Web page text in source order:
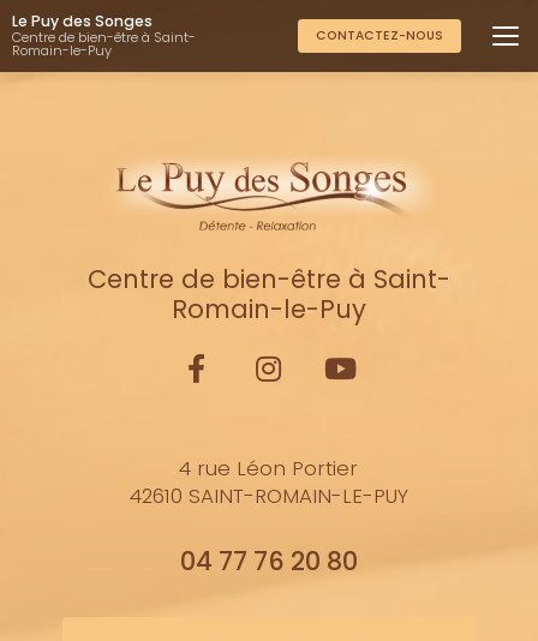
Aller
au
contenu
principal
Le Puy des Songes
Centre de bien-être à Saint-
Romain-le-Puy
CONTACTEZ-NOUS
Centre de bien-être à Saint-
Romain-le-Puy
4 rue Léon Portier
42610 SAINT-ROMAIN-LE-PUY
04 77 76 20 80